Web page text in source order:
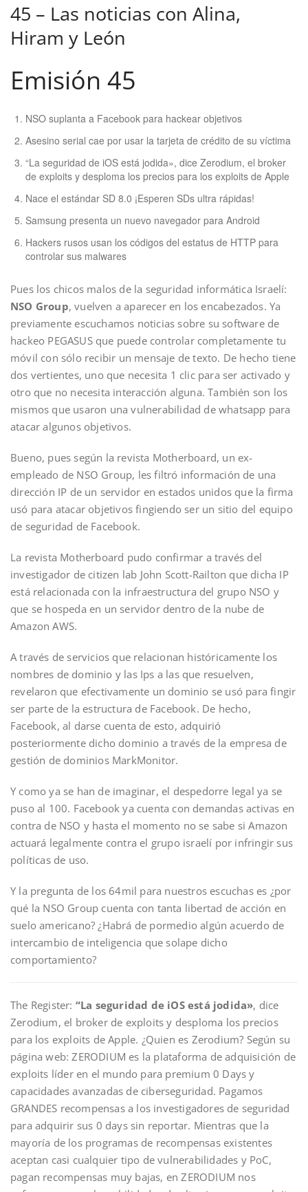
45 – Las noticias con Alina,
Hiram y León
Emisión 45
NSO suplanta a Facebook para hackear objetivos
Asesino serial cae por usar la tarjeta de crédito de su víctima
“La seguridad de iOS está jodida», dice Zerodium, el broker
de exploits y desploma los precios para los exploits de Apple
Nace el estándar SD 8.0 ¡Esperen SDs ultra rápidas!
Samsung presenta un nuevo navegador para Android
Hackers rusos usan los códigos del estatus de HTTP para
controlar sus malwares
Pues los chicos malos de la seguridad informática Israelí:
NSO Group, vuelven a aparecer en los encabezados. Ya
previamente escuchamos noticias sobre su software de
hackeo PEGASUS que puede controlar completamente tu
móvil con sólo recibir un mensaje de texto. De hecho tiene
dos vertientes, uno que necesita 1 clic para ser activado y
otro que no necesita interacción alguna. También son los
mismos que usaron una vulnerabilidad de whatsapp para
atacar algunos objetivos.
Bueno, pues según la revista Motherboard, un ex-
empleado de NSO Group, les filtró información de una
dirección IP de un servidor en estados unidos que la firma
usó para atacar objetivos fingiendo ser un sitio del equipo
de seguridad de Facebook.
La revista Motherboard pudo confirmar a través del
investigador de citizen lab John Scott-Railton que dicha IP
está relacionada con la infraestructura del grupo NSO y
que se hospeda en un servidor dentro de la nube de
Amazon AWS.
A través de servicios que relacionan históricamente los
nombres de dominio y las Ips a las que resuelven,
revelaron que efectivamente un dominio se usó para fingir
ser parte de la estructura de Facebook. De hecho,
Facebook, al darse cuenta de esto, adquirió
posteriormente dicho dominio a través de la empresa de
gestión de dominios MarkMonitor.
Y como ya se han de imaginar, el despedorre legal ya se
puso al 100. Facebook ya cuenta con demandas activas en
contra de NSO y hasta el momento no se sabe si Amazon
actuará legalmente contra el grupo israelí por infringir sus
políticas de uso.
Y la pregunta de los 64mil para nuestros escuchas es ¿por
qué la NSO Group cuenta con tanta libertad de acción en
suelo americano? ¿Habrá de pormedio algún acuerdo de
intercambio de inteligencia que solape dicho
comportamiento?
The Register: “La seguridad de iOS está jodida», dice
Zerodium, el broker de exploits y desploma los precios
para los exploits de Apple. ¿Quien es Zerodium? Según su
página web: ZERODIUM es la plataforma de adquisición de
exploits líder en el mundo para premium 0 Days y
capacidades avanzadas de ciberseguridad. Pagamos
GRANDES recompensas a los investigadores de seguridad
para adquirir sus 0 days sin reportar. Mientras que la
mayoría de los programas de recompensas existentes
aceptan casi cualquier tipo de vulnerabilidades y PoC,
pagan recompensas muy bajas, en ZERODIUM nos